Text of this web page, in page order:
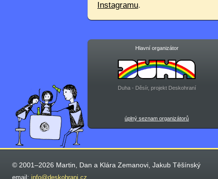
Instagramu.
Hlavní organizátor
Duha - Děsír, projekt Deskohraní
úplný seznam organizátorů
© 2001–2026 Martin, Dan a Klára Zemanovi, Jakub Těšínský
email: info@deskohrani.cz